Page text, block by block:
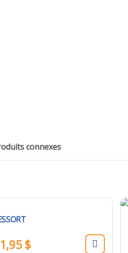
connexes
$